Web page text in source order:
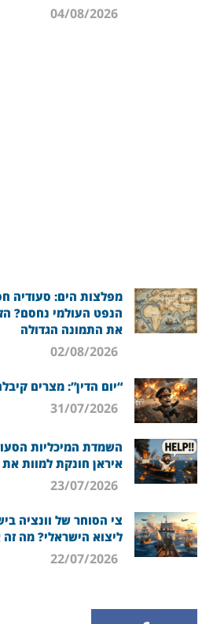
מפלצות הים: סעודיה
הנפט העולמי נחסם?
את התמונה הגדולה
“יום הדין”: מצרים
השמדת המיכליות
איראן חונקת למוות
צי הסוחר של וונציה
ליצוא הישראלי? מה זה